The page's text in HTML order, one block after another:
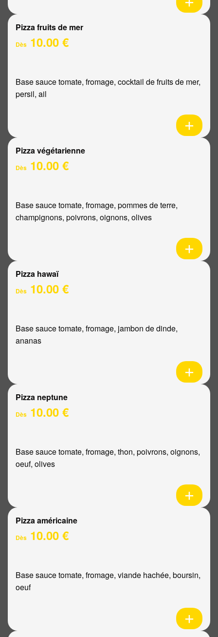
Pizza fruits de mer
Dès 10.00 €
Base sauce tomate, fromage, cocktail de fruits de mer,
persil, ail
Pizza végétarienne
Dès 10.00 €
Base sauce tomate, fromage, pommes de terre,
champignons, poivrons, oignons, olives
Pizza hawaï
Dès 10.00 €
Base sauce tomate, fromage, jambon de dinde,
ananas
Pizza neptune
Dès 10.00 €
Base sauce tomate, fromage, thon, poivrons, oignons,
oeuf, olives
Pizza américaine
Dès 10.00 €
Base sauce tomate, fromage, viande hachée, boursin,
oeuf